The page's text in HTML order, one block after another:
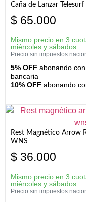
Caña de Lanzar
$ 65.000
Mismo precio en 3
miércoles y sábados
Precio sin impuestos
5% OFF abonando
bancaria
10% OFF abonando
Rest Magnético Arrow
WNS
$ 36.000
Mismo precio en 3
miércoles y sábados
Precio sin impuestos